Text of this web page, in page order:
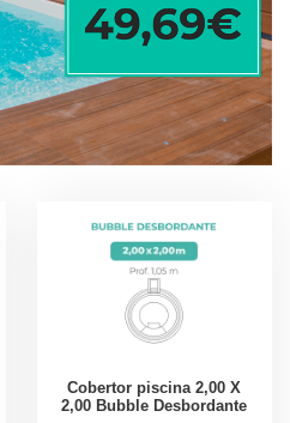
Cobertor piscina 2,00 X
2,00 Bubble Desbordante